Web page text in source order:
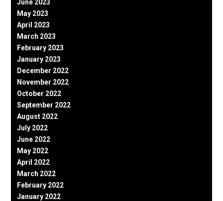
June 2023
May 2023
April 2023
March 2023
February 2023
January 2023
December 2022
November 2022
October 2022
September 2022
August 2022
July 2022
June 2022
May 2022
April 2022
March 2022
February 2022
January 2022